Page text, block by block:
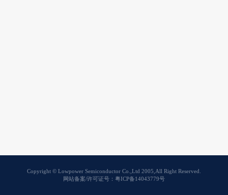
Copyright © Lowpower Semiconductor Co.,Ltd 2005,All Right Reserved.
网站备案/许可证号：粤ICP备14043779号